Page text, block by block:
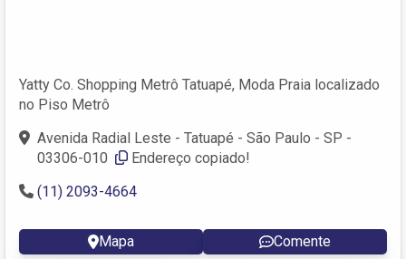
Yatty Co. Shopping Metrô Tatuapé, Moda Praia localizado
no Piso Metrô
Avenida Radial Leste - Tatuapé - São Paulo - SP -
03306-010 ‎
Endereço copiado!
(11) 2093-4664
Mapa Comente